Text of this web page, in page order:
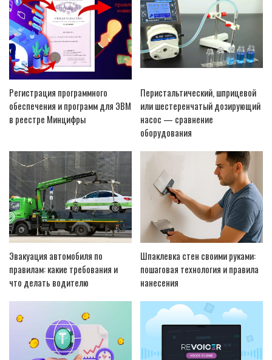
Регистрация программного
обеспечения и программ для ЭВМ
в реестре Минцифры
Перистальтический, шприцевой
или шестеренчатый дозирующий
насос — сравнение
оборудования
Эвакуация автомобиля по
правилам: какие требования и
что делать водителю
Шпаклевка стен своими руками:
пошаговая технология и правила
нанесения